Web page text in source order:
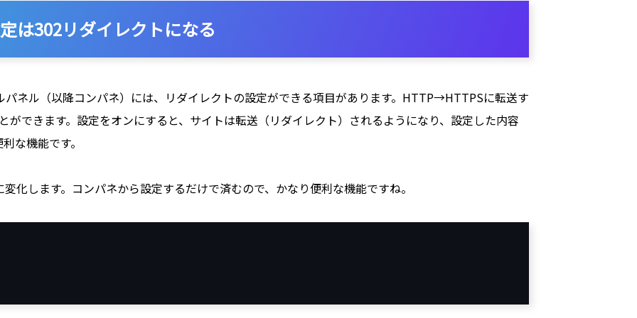
は302リダイレクトになる
ネル（以降コンパネ）には、リダイレクトの設定ができる項目があります。HTTP→HTTPSに転送す
できます。設定をオンにすると、サイトは転送（リダイレクト）されるようになり、設定した内容
な機能です。
化します。コンパネから設定するだけで済むので、かなり便利な機能ですね。